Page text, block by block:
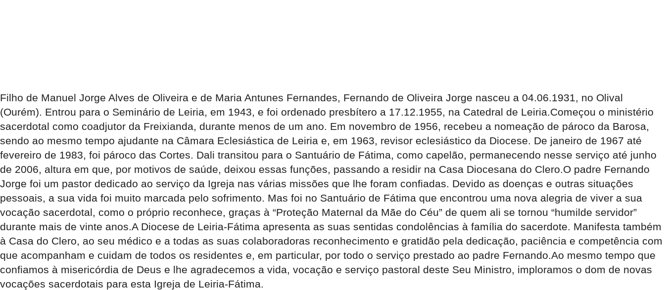
Filho de Manuel Jorge Alves de Oliveira e de Maria Antunes Fernandes, Fernando de Oliveira Jorge nasceu a 04.06.1931, no Olival
(Ourém). Entrou para o Seminário de Leiria, em 1943, e foi ordenado presbítero a 17.12.1955, na Catedral de Leiria.Começou o ministério
sacerdotal como coadjutor da Freixianda, durante menos de um ano. Em novembro de 1956, recebeu a nomeação de pároco da Barosa,
sendo ao mesmo tempo ajudante na Câmara Eclesiástica de Leiria e, em 1963, revisor eclesiástico da Diocese. De janeiro de 1967 até
fevereiro de 1983, foi pároco das Cortes. Dali transitou para o Santuário de Fátima, como capelão, permanecendo nesse serviço até junho
de 2006, altura em que, por motivos de saúde, deixou essas funções, passando a residir na Casa Diocesana do Clero.O padre Fernando
Jorge foi um pastor dedicado ao serviço da Igreja nas várias missões que lhe foram confiadas. Devido as doenças e outras situações
pessoais, a sua vida foi muito marcada pelo sofrimento. Mas foi no Santuário de Fátima que encontrou uma nova alegria de viver a sua
vocação sacerdotal, como o próprio reconhece, graças à “Proteção Maternal da Mãe do Céu” de quem ali se tornou “humilde servidor”
durante mais de vinte anos.A Diocese de Leiria-Fátima apresenta as suas sentidas condolências à família do sacerdote. Manifesta também
à Casa do Clero, ao seu médico e a todas as suas colaboradoras reconhecimento e gratidão pela dedicação, paciência e competência com
que acompanham e cuidam de todos os residentes e, em particular, por todo o serviço prestado ao padre Fernando.Ao mesmo tempo que
confiamos à misericórdia de Deus e lhe agradecemos a vida, vocação e serviço pastoral deste Seu Ministro, imploramos o dom de novas
vocações sacerdotais para esta Igreja de Leiria-Fátima.